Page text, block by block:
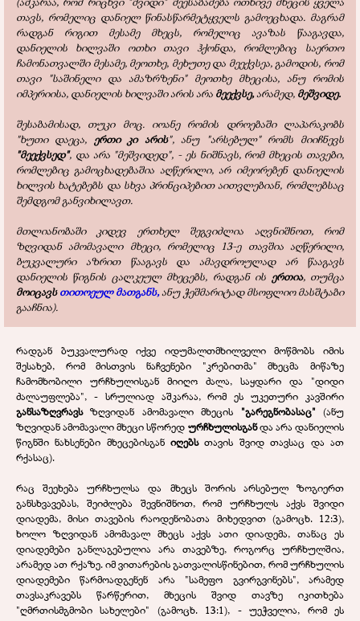
თავს, რომელიც დანიელ წინასწარმეტყველს გამოეცხადა. მაგრამ
რადგან რიგით მესამე მხეცს, რომელიც ავაზას წააგავდა,
დანიელის ხილვაში ოთხი თავი ჰქონდა, რომლებიც საერთო
ჩამონათვალში მესამე, მეოთხე, მეხუთე და მეექვსეა, გამოდის, რომ
თავი "საშინელი და ამაზრზენი" მეოთხე მხეცისა, ანუ რომის
იმპერიისა, დანიელის ხილვაში არის არა მეექვსე,არამედ, მეშვიდე.
შესაბამისად, თუკი მოც. იოანე რომის დროებაში ლაპარაკობს
"ხუთი დაეცა, ერთი კი არის", ანუ "არსებულ" რომს მიიჩნევს
"მეექვსედ", და არა "მეშვიდედ", - ეს ნიშნავს, რომ მხეცის თავები,
რომლებიც გამოცხადებაშია აღწერილი, არ იმეორებენ დანიელის
ხილვის ხატებებს და სხვა პრინციპებით აითვლებიან, რომლებსაც
შემდგომ განვიხილავთ.
მთლიანობაში კიდევ ერთხელ შეგვიძლია აღვნიშნოთ, რომ
ზღვიდან ამომავალი მხეცი, რომელიც 13-ე თავშია აღწერილი,
ბუკვალური აზრით წააგავს და ამავდროულად არ წააგავს
დანიელის წიგნის ცალკეულ მხეცებს, რადგან ის ერთია, თუმცა
მოიცავსთითოეულ მათგანს,ანუ ჭეშმარიტად მსოფლიო მასშტაბი
გააჩნია).
რადგან ბუკვალურად იქვე იდუმალთმხილველი მოწმობს იმის
შესახებ, რომ მისთვის ნაჩვენები "კრებითმა" მხეცმა მიწაზე
ჩამომხობილი ურჩხულისგან მიიღო ძალა, საყდარი და "დიდი
ძალაუფლება", - სრულიად აშკარაა, რომ ეს უკეთური კავშირი
განსაზღვრავსზღვიდან ამომავალი მხეცის "გარეგნობასაც" (ანუ
ზღვიდან ამომავალი მხეცი სწორედ ურჩხულისგანდა არა დანიელის
წიგნში ნახსენები მხეცებისგანიღებსთავის შვიდ თავსაც და ათ
რქასაც).
რაც შეეხება ურჩხულსა და მხეცს შორის არსებულ ზოგიერთ
განსხვავებას, შეიძლება შევნიშნოთ, რომ ურჩხულს აქვს შვიდი
დიადემა, მისი თავების რაოდენობათა მიხედვით (გამოცხ. 12:3),
ხოლო ზღვიდან ამომავალ მხეცს აქვს ათი დიადემა, თანაც ეს
დიადემები განლაგებულია არა თავებზე, როგორც ურჩხულშია,
არამედ ათ რქაზე. იმ ვითარების გათვალისწინებით, რომ ურჩხულის
დიადემები წარმოადგენენ არა "სამეფო გვირგვინებს", არამედ
თავსაკრავებს წარწერით, მხეცის შვიდ თავზე იკითხება
"ღმრთისმგმობი სახელები" (გამოცხ. 13:1), - უეჭველია, რომ ეს